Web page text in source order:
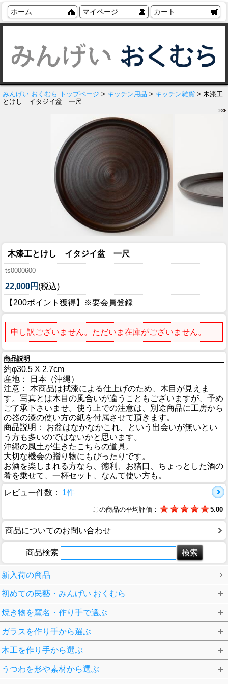
ホーム マイページ カート
みんげい おくむら トップページ > キッチン用品 > キッチン雑貨 > 木漆工
とけし イタジイ盆 一尺
木漆工とけし イタジイ盆 一尺
ts0000600
22,000円 (税込)
【200ポイント獲得】※要会員登録
申し訳ございません。ただいま在庫がございません。
商品説明
約φ30.5 X 2.7cm
産地： 日本（沖縄）
注意： 本商品は拭漆による仕上げのため、木目が見えま
す。写真とは木目の風合いが違うこともございますが、予め
ご了承下さいませ。使う上での注意は、別途商品に工房から
の器の漆の使い方の紙を付属させて頂きます。
商品説明： お盆はなかなかこれ、という出会いが無いとい
う方も多いのではないかと思います。
沖縄の風土が生きたこちらの道具。
大切な機会の贈り物にもぴったりです。
お酒を楽しまれる方なら、徳利、お猪口、ちょっとした酒の
肴を乗せて、一杯セット、なんて使い方も。
レビュー件数：
1件
この商品の平均評価： 5.00
商品についてのお問い合わせ
商品検索
新入荷の商品
初めての民藝・みんげい おくむら
焼き物を窯名・作り手で選ぶ
ガラスを作り手から選ぶ
木工を作り手から選ぶ
うつわを形や素材から選ぶ